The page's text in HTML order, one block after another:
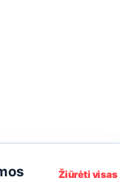
Žiūrėti visas